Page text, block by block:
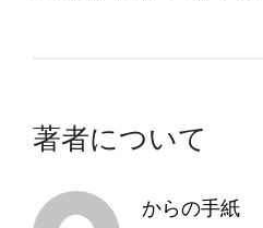
著者について
からの手紙